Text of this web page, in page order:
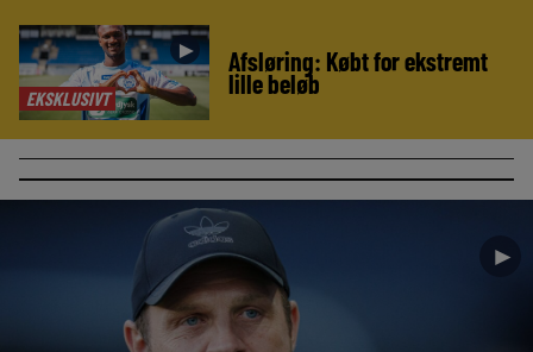
EKSKLUSIVT
► Afsløring: Købt for ekstremt
lille beløb
►